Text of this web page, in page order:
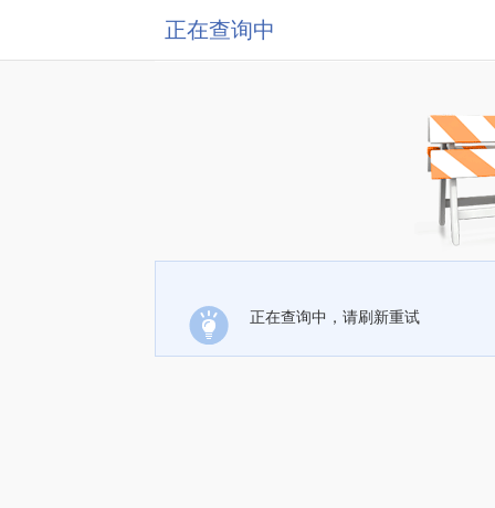
正在查询中
正在查询中，请刷新重试